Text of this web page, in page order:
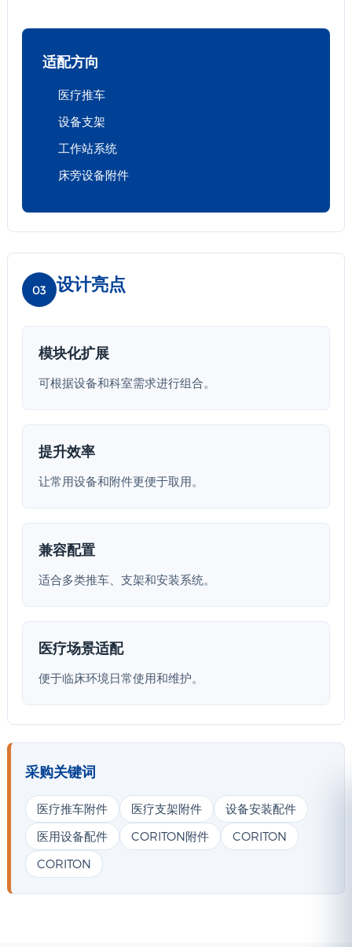
适配方向
医疗推车
设备支架
工作站系统
床旁设备附件
03 设计亮点
模块化扩展
可根据设备和科室需求进行组合。
提升效率
让常用设备和附件更便于取用。
兼容配置
适合多类推车、支架和安装系统。
医疗场景适配
便于临床环境日常使用和维护。
采购关键词
医疗推车附件 医疗支架附件
设备安装配件
医用设备配件
CORITON附件
CORITON
CORITON